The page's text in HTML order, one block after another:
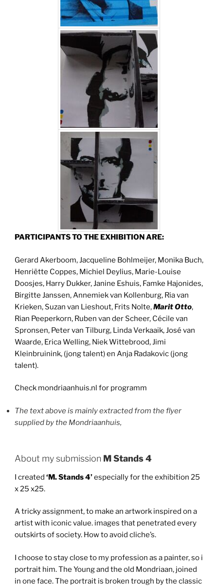
PARTICIPANTS TO THE EXHIBITION ARE:
Gerard Akerboom, Jacqueline Bohlmeijer, Monika Buch,
Henriëtte Coppes, Michiel Deylius, Marie-Louise
Doosjes, Harry Dukker, Janine Eshuis, Famke Hajonides,
Birgitte Janssen, Annemiek van Kollenburg, Ria van
Krieken, Suzan van Lieshout, Frits Nolte,Marit Otto,
Rian Peeperkorn, Ruben van der Scheer, Cécile van
Spronsen, Peter van Tilburg, Linda Verkaaik, José van
Waarde, Erica Welling, Niek Wittebrood, Jimi
Kleinbruinink, (jong talent) en Anja Radakovic (jong
talent).
Check mondriaanhuis.nl for programm
The text above is mainly extracted from the flyer
supplied by the Mondriaanhuis,
About my submission M Stands 4
I created ‘M. Stands 4’especially for the exhibition 25
x 25 x25.
A tricky assignment, to make an artwork inspired on a
artist with iconic value. images that penetrated every
outskirts of society. How to avoid cliche’s.
I choose to stay close to my profession as a painter, so i
portrait him. The Young and the old Mondriaan, joined
in one face. The portrait is broken trough by the classic